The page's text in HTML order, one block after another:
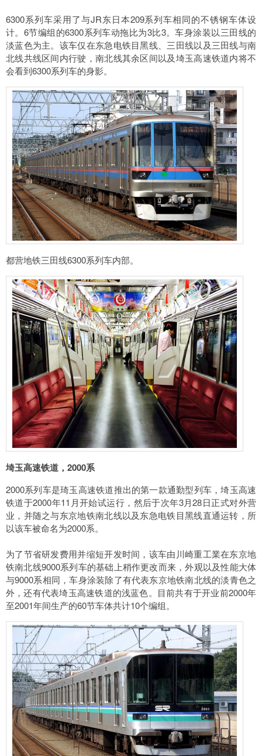
6300系列车采用了与JR东日本209系列车相同的不锈钢车体设
计。6节编组的6300系列车动拖比为3比3。车身涂装以三田线的
淡蓝色为主。该车仅在东急电铁目黑线、三田线以及三田线与南
北线共线区间内行驶，南北线其余区间以及埼玉高速铁道内将不
会看到6300系列车的身影。
都营地铁三田线6300系列车内部。
埼玉高速铁道，2000系
2000系列车是琦玉高速铁道推出的第一款通勤型列车，埼玉高速
铁道于2000年11月开始试运行，然后于次年3月28日正式对外营
业，并随之与东京地铁南北线以及东急电铁目黑线直通运转，所
以该车被命名为2000系。
为了节省研发费用并缩短开发时间，该车由川崎重工業在东京地
铁南北线9000系列车的基础上稍作更改而来，外观以及性能大体
与9000系相同，车身涂装除了有代表东京地铁南北线的淡青色之
外，还有代表埼玉高速铁道的浅蓝色。目前共有于开业前2000年
至2001年间生产的60节车体共计10个编组。